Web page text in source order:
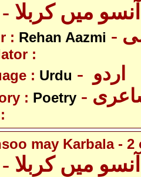
میں کربلا - 1 / 3
: Rehan Aazmi
:
: Urdu
: Poetry
may Karbala - 2
میں کربلا - 2 / 3